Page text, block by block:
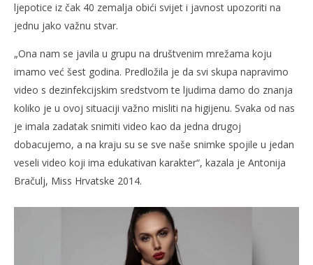
ljepotice iz čak 40 zemalja obići svijet i javnost upozoriti na
jednu jako važnu stvar.
„Ona nam se javila u grupu na društvenim mrežama koju
imamo već šest godina. Predložila je da svi skupa napravimo
video s dezinfekcijskim sredstvom te ljudima damo do znanja
koliko je u ovoj situaciji važno misliti na higijenu. Svaka od nas
je imala zadatak snimiti video kao da jedna drugoj
dobacujemo, a na kraju su se sve naše snimke spojile u jedan
veseli video koji ima edukativan karakter“, kazala je Antonija
Bračulj, Miss Hrvatske 2014.